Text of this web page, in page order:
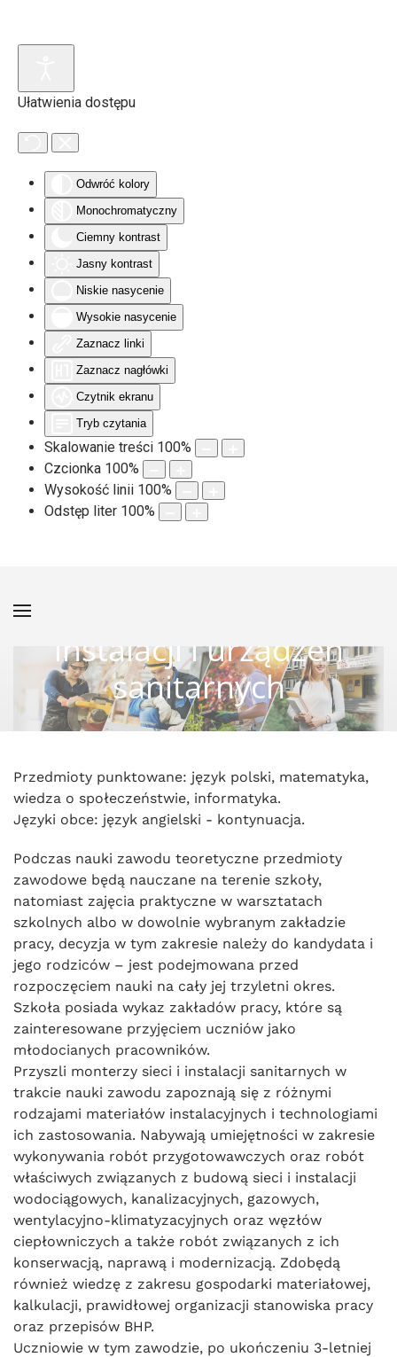
Ułatwienia dostępu
Odwróć kolory
Monochromatyczny
Ciemny kontrast
Jasny kontrast
Niskie nasycenie
Wysokie nasycenie
Zaznacz linki
Zaznacz nagłówki
Czytnik ekranu
Tryb czytania
Skalowanie treści 100%
Czcionka 100%
Wysokość linii 100%
Odstęp liter 100%
Skip to main content
instalacji i urządzeń
sanitarnych
Przedmioty punktowane: język polski, matematyka,
wiedza o społeczeństwie, informatyka.
Języki obce: język angielski - kontynuacja.
Podczas nauki zawodu teoretyczne przedmioty
zawodowe będą nauczane na terenie szkoły,
natomiast zajęcia praktyczne w warsztatach
szkolnych albo w dowolnie wybranym zakładzie
pracy, decyzja w tym zakresie należy do kandydata i
jego rodziców – jest podejmowana przed
rozpoczęciem nauki na cały jej trzyletni okres.
Szkoła posiada wykaz zakładów pracy, które są
zainteresowane przyjęciem uczniów jako
młodocianych pracowników.
Przyszli monterzy sieci i instalacji sanitarnych w
trakcie nauki zawodu zapoznają się z różnymi
rodzajami materiałów instalacyjnych i technologiami
ich zastosowania. Nabywają umiejętności w zakresie
wykonywania robót przygotowawczych oraz robót
właściwych związanych z budową sieci i instalacji
wodociągowych, kanalizacyjnych, gazowych,
wentylacyjno-klimatyzacyjnych oraz węzłów
ciepłowniczych a także robót związanych z ich
konserwacją, naprawą i modernizacją. Zdobędą
również wiedzę z zakresu gospodarki materiałowej,
kalkulacji, prawidłowej organizacji stanowiska pracy
oraz przepisów BHP.
Uczniowie w tym zawodzie, po ukończeniu 3-letniej